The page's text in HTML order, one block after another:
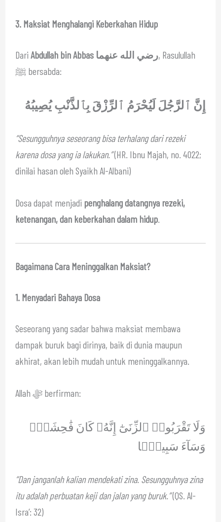
3. Maksiat Menghalangi Keberkahan Hidup
Dari Abdullah bin Abbas رضي الله عنهما, Rasulullah
ﷺ bersabda:
إِنَّ ٱلرَّجُلَ لَيُحْرَمُ ٱلرِّزْقَ بِٱلذَّنْبِ يُصِيبُهُ
“Sesungguhnya seseorang bisa terhalang dari rezeki
karena dosa yang ia lakukan.”(HR. Ibnu Majah, no. 4022;
dinilai hasan oleh Syaikh Al-Albani)
Dosa dapat menjadi penghalang datangnya rezeki,
ketenangan, dan keberkahan dalam hidup.
Bagaimana Cara Meninggalkan Maksiat?
1. Menyadari Bahaya Dosa
Seseorang yang sadar bahwa maksiat membawa
dampak buruk bagi dirinya, baik di dunia maupun
akhirat, akan lebih mudah untuk meninggalkannya.
Allah ﷻ berfirman:
وَلَا تَقْرَبُوا۟ ٱلزِّنَىٰٓ إِنَّهُۥ كَانَ فَٰحِشَةًۭ
وَسَآءَ سَبِيلًۭا
“Dan janganlah kalian mendekati zina. Sesungguhnya zina
itu adalah perbuatan keji dan jalan yang buruk.”(QS. Al-
Isra’: 32)